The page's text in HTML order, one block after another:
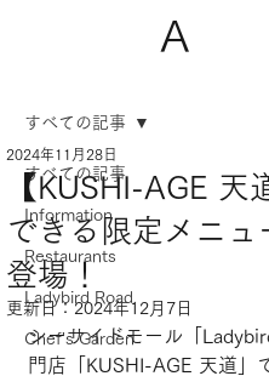
A
すべての記事
Information
Restaurants
Ladybird Road
Chef's Garden
すべての記事
【KUSHI-AGE 天
できる限定メニ
登場！
2024年11月28日
更新日：2024年12月7日
シーサイドモール「
門店「KUSHI-AGE 天道」